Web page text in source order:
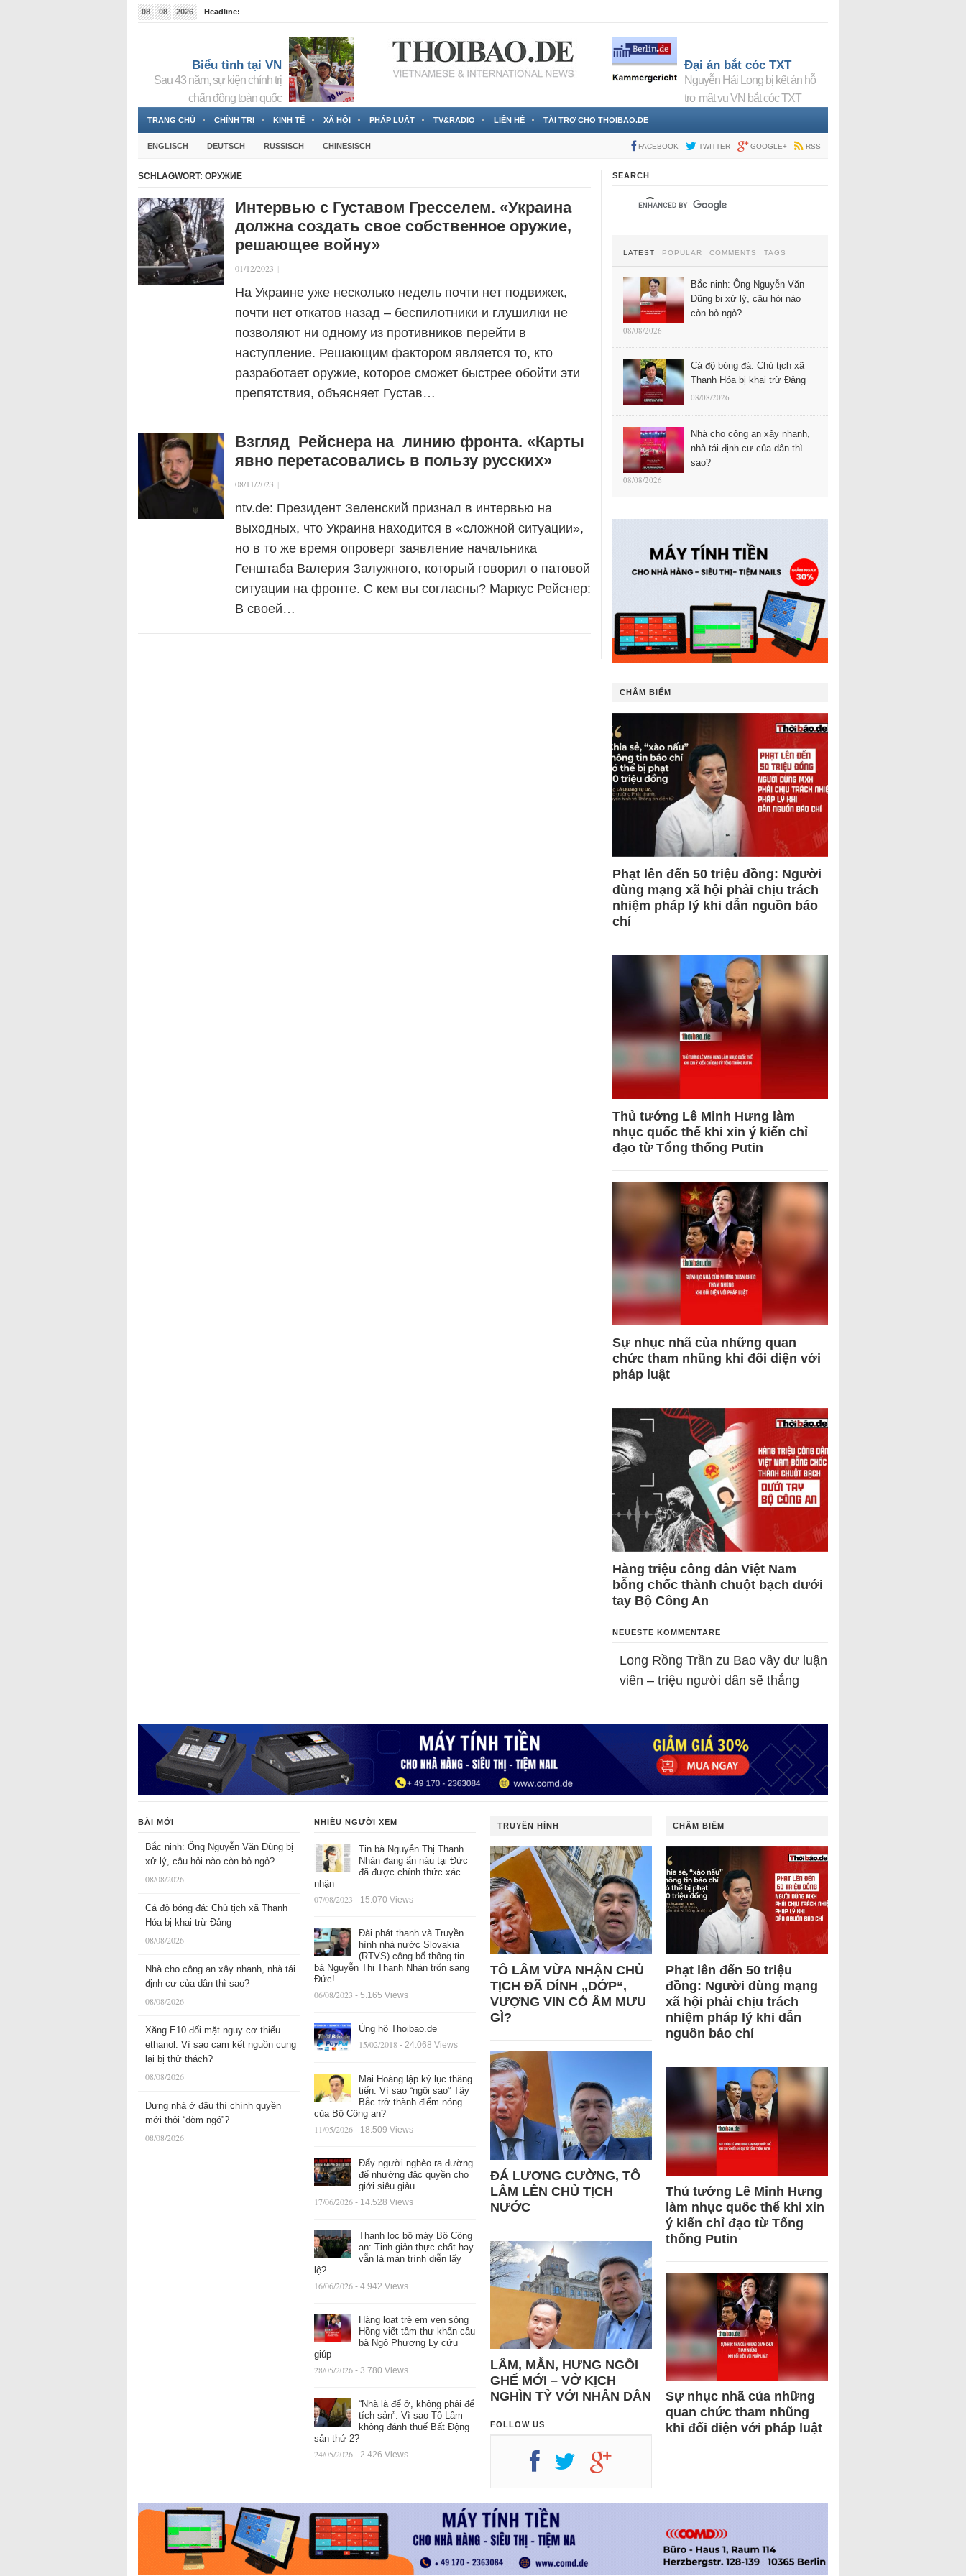
08 08 2026
Headline:
Biểu tình tại VN
Sau 43 năm, sự kiện chính trị
chấn động toàn quốc
Đại án bắt cóc TXT
Nguyễn Hải Long bị kết án hỗ
trợ mật vụ VN bắt cóc TXT
TRANG CHỦ CHÍNH TRỊ KINH TẾ XÃ HỘI PHÁP LUẬT TV&RADIO LIÊN HỆ TÀI TRỢ CHO THOIBAO.DE
ENGLISCH DEUTSCH RUSSISCH CHINESISCH FACEBOOK TWITTER GOOGLE+ RSS
SCHLAGWORT: ОРУЖИЕ
Интервью с Густавом Гресселем. «Украина
должна создать свое собственное оружие,
решающее войну»
01/12/2023 |
На Украине уже несколько недель почти нет подвижек,
почти нет откатов назад – беспилотники и глушилки не
позволяют ни одному из противников перейти в
наступление. Решающим фактором является то, кто
разработает оружие, которое сможет быстрее обойти эти
препятствия, объясняет Густав…
Взгляд Рейснера на линию фронта. «Карты
явно перетасовались в пользу русских»
08/11/2023 |
ntv.de: Президент Зеленский признал в интервью на
выходных, что Украина находится в «сложной ситуации»,
но в то же время опроверг заявление начальника
Генштаба Валерия Залужного, который говорил о патовой
ситуации на фронте. С кем вы согласны? Маркус Рейснер:
В своей…
SEARCH
LATEST POPULAR COMMENTS TAGS
Bắc ninh: Ông Nguyễn Văn
Dũng bị xử lý, câu hỏi nào
còn bỏ ngỏ?
08/08/2026
Cá độ bóng đá: Chủ tịch xã
Thanh Hóa bị khai trừ Đảng
08/08/2026
Nhà cho công an xây nhanh,
nhà tái định cư của dân thì
sao?
08/08/2026
CHÂM BIẾM
Phạt lên đến 50 triệu đồng: Người
dùng mạng xã hội phải chịu trách
nhiệm pháp lý khi dẫn nguồn báo
chí
Thủ tướng Lê Minh Hưng làm
nhục quốc thể khi xin ý kiến chỉ
đạo từ Tổng thống Putin
Sự nhục nhã của những quan
chức tham nhũng khi đối diện với
pháp luật
Hàng triệu công dân Việt Nam
bỗng chốc thành chuột bạch dưới
tay Bộ Công An
NEUESTE KOMMENTARE
Long Rồng Trần zu Bao vây dư luận
viên – triệu người dân sẽ thắng
BÀI MỚI
Bắc ninh: Ông Nguyễn Văn Dũng bị
xử lý, câu hỏi nào còn bỏ ngỏ?
08/08/2026
Cá độ bóng đá: Chủ tịch xã Thanh
Hóa bị khai trừ Đảng
08/08/2026
Nhà cho công an xây nhanh, nhà tái
định cư của dân thì sao?
08/08/2026
Xăng E10 đối mặt nguy cơ thiếu
ethanol: Vì sao cam kết nguồn cung
lại bị thử thách?
08/08/2026
Dựng nhà ở đâu thì chính quyền
mới thôi “dòm ngó”?
08/08/2026
NHIỀU NGƯỜI XEM
Tin bà Nguyễn Thị Thanh
Nhàn đang ẩn náu tại Đức
đã được chính thức xác
nhận
07/08/2023 - 15.070 Views
Đài phát thanh và Truyền
hình nhà nước Slovakia
(RTVS) công bố thông tin
bà Nguyễn Thị Thanh Nhàn trốn sang
Đức!
06/08/2023 - 5.165 Views
Ủng hộ Thoibao.de
15/02/2018 - 24.068 Views
Mai Hoàng lập kỷ lục thăng
tiến: Vì sao “ngôi sao” Tây
Bắc trở thành điểm nóng
của Bộ Công an?
11/05/2026 - 18.509 Views
Đẩy người nghèo ra đường
để nhường đặc quyền cho
giới siêu giàu
17/06/2026 - 14.528 Views
Thanh lọc bộ máy Bộ Công
an: Tinh giản thực chất hay
vẫn là màn trình diễn lấy
lệ?
16/06/2026 - 4.942 Views
Hàng loạt trẻ em ven sông
Hồng viết tâm thư khẩn cầu
bà Ngô Phương Ly cứu
giúp
28/05/2026 - 3.780 Views
“Nhà là để ở, không phải để
tích sản”: Vì sao Tô Lâm
không đánh thuế Bất Động
sản thứ 2?
24/05/2026 - 2.426 Views
TRUYỀN HÌNH
TÔ LÂM VỪA NHẬN CHỦ
TỊCH ĐÃ DÍNH „DỚP“,
VƯỢNG VIN CÓ ÂM MƯU
GÌ?
ĐÁ LƯƠNG CƯỜNG, TÔ
LÂM LÊN CHỦ TỊCH
NƯỚC
LÂM, MẪN, HƯNG NGỒI
GHẾ MỚI – VỞ KỊCH
NGHÌN TỶ VỚI NHÂN DÂN
FOLLOW US
CHÂM BIẾM
Phạt lên đến 50 triệu
đồng: Người dùng mạng
xã hội phải chịu trách
nhiệm pháp lý khi dẫn
nguồn báo chí
Thủ tướng Lê Minh Hưng
làm nhục quốc thể khi xin
ý kiến chỉ đạo từ Tổng
thống Putin
Sự nhục nhã của những
quan chức tham nhũng
khi đối diện với pháp luật